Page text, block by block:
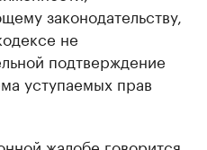
законодательству,
не
подтверждение
уступаемых прав